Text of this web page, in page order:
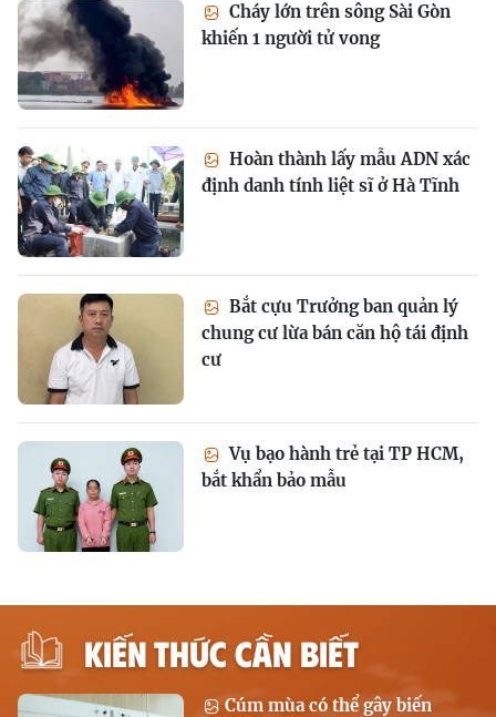
Cháy lớn trên sông Sài Gòn
khiến 1 người tử vong
Hoàn thành lấy mẫu ADN xác
định danh tính liệt sĩ ở Hà Tĩnh
Bắt cựu Trưởng ban quản lý
chung cư lừa bán căn hộ tái định
cư
Vụ bạo hành trẻ tại TP HCM,
bắt khẩn bảo mẫu
KIẾN THỨC CẦN BIẾT
Cúm mùa có thể gây biến